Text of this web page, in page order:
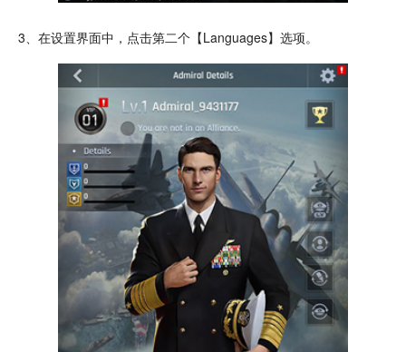
3、在设置界面中，点击第二个【Languages】选项。